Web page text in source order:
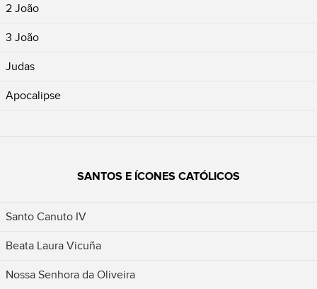
2 João
3 João
Judas
Apocalipse
SANTOS E ÍCONES CATÓLICOS
Santo Canuto IV
Beata Laura Vicuña
Nossa Senhora da Oliveira